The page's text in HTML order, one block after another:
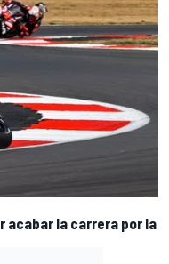
acabar la carrera por la